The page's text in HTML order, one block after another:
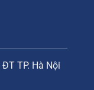
TP. Hà Nội